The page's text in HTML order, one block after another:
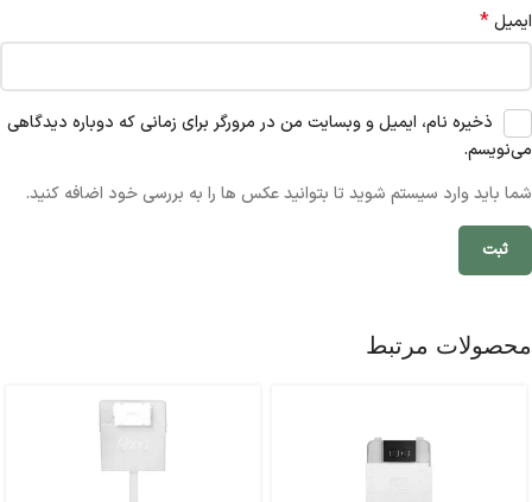
ایمیل*
ذخیره نام، ایمیل و وبسایت من در مرورگر برای زمانی که دوباره دیدگاهی
می‌نویسم.
شما باید وارد سیستم شوید تا بتوانید عکس ها را به بررسی خود اضافه کنید.
محصولات مرتبط